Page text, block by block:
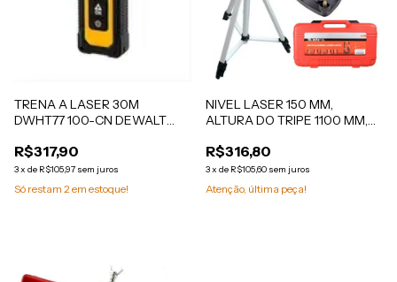
TRENA A LASER 30M
DWHT77 100-CN DEWALT
R$317,90
3x de R$105,97 sem juros
Só restam 2 em estoque!
NIVEL LASER 150 MM,
ALTURA DO TRIPE 1100 MM,
PLASTICA
R$316,80
3x de R$105,60 sem juros
Atenção, última peça!